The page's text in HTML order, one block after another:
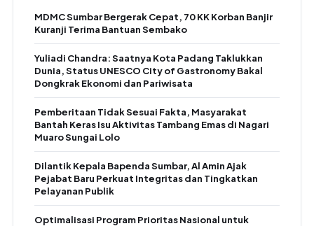
MDMC Sumbar Bergerak Cepat, 70 KK Korban Banjir
Kuranji Terima Bantuan Sembako
Yuliadi Chandra: Saatnya Kota Padang Taklukkan
Dunia, Status UNESCO City of Gastronomy Bakal
Dongkrak Ekonomi dan Pariwisata
Pemberitaan Tidak Sesuai Fakta, Masyarakat
Bantah Keras Isu Aktivitas Tambang Emas di Nagari
Muaro Sungai Lolo
Dilantik Kepala Bapenda Sumbar, Al Amin Ajak
Pejabat Baru Perkuat Integritas dan Tingkatkan
Pelayanan Publik
Optimalisasi Program Prioritas Nasional untuk